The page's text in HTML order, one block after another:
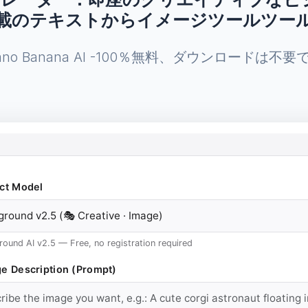
のテキストからイメージツールツー
Banana AI -100％無料、ダウンロードは不要